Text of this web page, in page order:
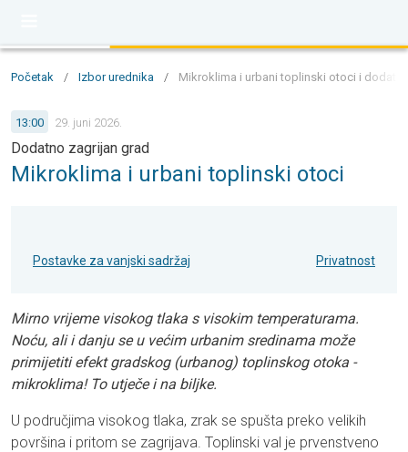
Početak / Izbor urednika / Mikroklima i urbani toplinski otoci i
13:00 29. juni 2026.
Dodatno zagrijan grad
Mikroklima i urbani toplinski otoci
Postavke za vanjski sadržaj Privatnost
Mirno vrijeme visokog tlaka s visokim temperaturama.
Noću, ali i danju se u većim urbanim sredinama može
primijetiti efekt gradskog (urbanog) toplinskog otoka -
mikroklima! To utječe i na biljke.
U područjima visokog tlaka, zrak se spušta preko velikih
površina i pritom se zagrijava. Toplinski val je prvenstveno